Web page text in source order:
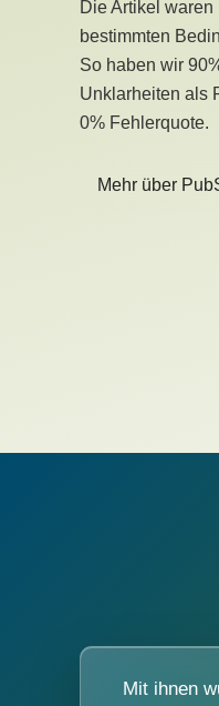
Die Artikel
bestimmten
So haben wir
Unklarheiten als
0% Fehlerquote.
Mehr über
Mit ihnen